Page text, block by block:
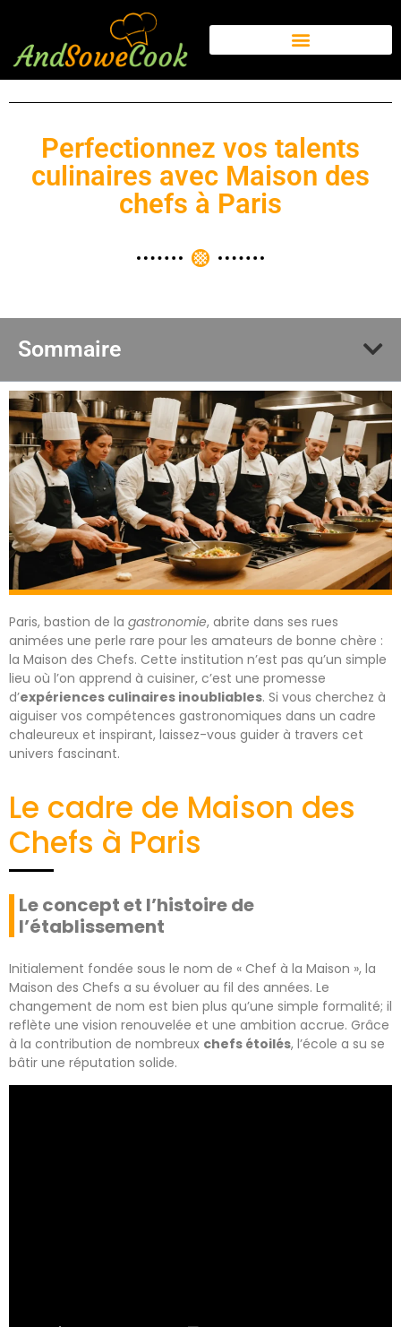
Perfectionnez vos talents
culinaires avec Maison des
chefs à Paris
Sommaire
Paris, bastion de la gastronomie, abrite dans ses rues
animées une perle rare pour les amateurs de bonne chère :
la Maison des Chefs. Cette institution n’est pas qu’un simple
lieu où l’on apprend à cuisiner, c’est une promesse
d’expériences culinaires inoubliables. Si vous cherchez à
aiguiser vos compétences gastronomiques dans un cadre
chaleureux et inspirant, laissez-vous guider à travers cet
univers fascinant.
Le cadre de Maison des
Chefs à Paris
Le concept et l’histoire de
l’établissement
Initialement fondée sous le nom de « Chef à la Maison », la
Maison des Chefs a su évoluer au fil des années. Le
changement de nom est bien plus qu’une simple formalité; il
reflète une vision renouvelée et une ambition accrue. Grâce
à la contribution de nombreux chefs étoilés, l’école a su se
bâtir une réputation solide.